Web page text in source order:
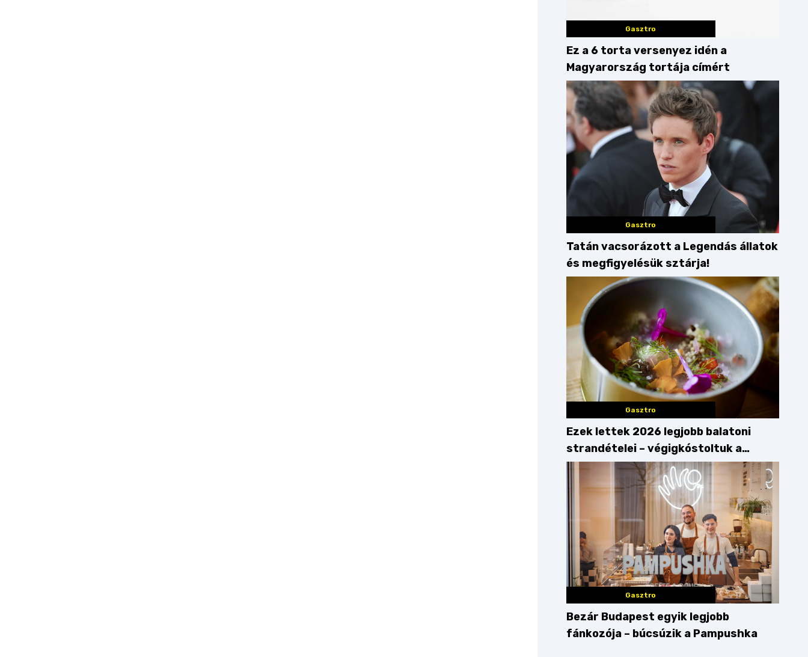
Gasztro
Ez a 6 torta versenyez idén a
Magyarország tortája címért
Gasztro
Tatán vacsorázott a Legendás állatok
és megfigyelésük sztárja!
Gasztro
Ezek lettek 2026 legjobb balatoni
strandételei – végigkóstoltuk a
győzteseket
Gasztro
Bezár Budapest egyik legjobb
fánkozója – búcsúzik a Pampushka